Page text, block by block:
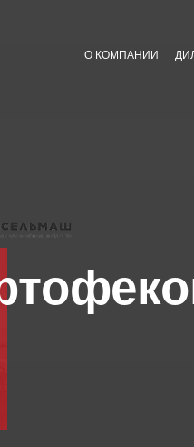
О КОМПАНИИ